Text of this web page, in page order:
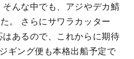
んな中でも、アジやデカ鯖
。 さらにサワラカッター
あるので、これからに期待
ギング便も本格出船予定で